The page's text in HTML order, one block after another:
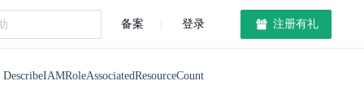
备案 登录 注册有礼
DescribeIAMRoleAssociatedResourceCount